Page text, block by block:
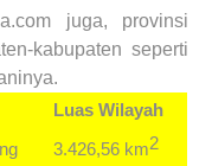
juga, provinsi
kabupaten seperti
Luas Wilayah
3.426,56 km2